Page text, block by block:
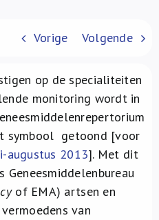
Vorige Volgende
op de specialiteiten
monitoring wordt in
symbool getoond [voor
augustus 2013]. Met dit
of EMA) artsen en
van